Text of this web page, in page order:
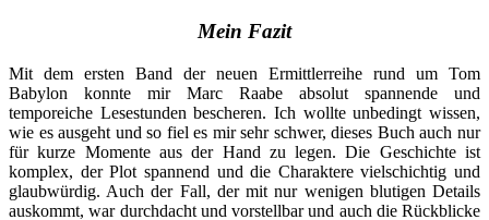
Mein Fazit
Mit dem ersten Band der neuen Ermittlerreihe rund um Tom
Babylon konnte mir Marc Raabe absolut spannende und
temporeiche Lesestunden bescheren. Ich wollte unbedingt wissen,
wie es ausgeht und so fiel es mir sehr schwer, dieses Buch auch nur
für kurze Momente aus der Hand zu legen. Die Geschichte ist
komplex, der Plot spannend und die Charaktere vielschichtig und
glaubwürdig. Auch der Fall, der mit nur wenigen blutigen Details
auskommt, war durchdacht und vorstellbar und auch die Rückblicke